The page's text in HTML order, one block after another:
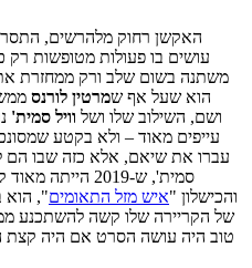
האקשן רחוק מלהרשים,
עושים בו פעולות מטופשות
משתנה בשום שלב ורק ממחזרת
הוא שעל אף שמרטין לורנס
ושם, השילוב שלו ושל וויל סמית'
עייפים מאוד – ולא בקטע
עברו את שיאם, אלא כזה שבו הם
סמית', ש-2019 הייתה מאוד קוטבית בשבילו עם הלהיט "
והכישלון "איש מזל התאומים", הוא
של הקריירה שלו קשה להשתכנע
טוב היה עושה הסרט אם היה קצת